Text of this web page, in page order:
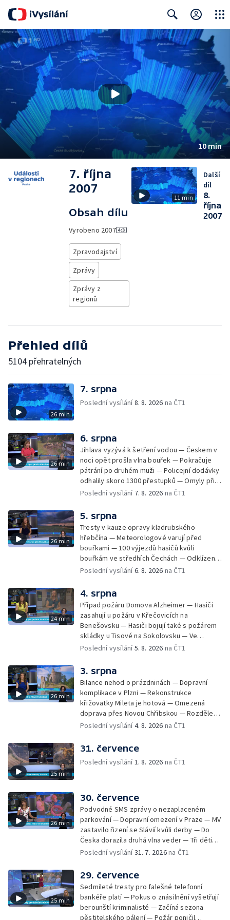
Search Close
10 min
7. října
2007
Obsah dílu
Vyrobeno 2007
Zpravodajství
Zprávy
Zprávy z
regionů
11 min
Další
díl
8.
října
2007
Přehled dílů
5104 přehratelných
26 min
7. srpna
Poslední vysílání8. 8. 2026 na ČT1
26 min
6. srpna
Jihlava vyzývá k šetření vodou — Českem v
noci opět prošla vlna bouřek — Pokračuje
pátrání po druhém muži — Policejní dodávky
odhalily skoro 1300 přestupků — Omyly při
nouzovém volání o pomoc — Hradec Králové
rekord v hromadném seskoku parašutistů —
Chovné rybníky na Českolipsku pustoší
vydry — Instalace nové sochy v Mariánských
Lázních — Sedmiletý trest za dotační
podvod s projektem Technologického parku
v Písku — Dětský tábor na Brutal Assault —
Turistická trasa Svatojánské proudy zůstává
— Cestování za pozorováním noční oblohy
Poslední vysílání 7. 8. 2026 na ČT1
26 min
5. srpna
Tresty v kauze opravy kladrubského
hřebčína — Meteorologové varují před
bouřkami — 100 výjezdů hasičů kvůli
bouřkám ve středhích Čechách — Odklízení
škod po bouřkách — Hasiči likvidovali
Václavském náměstí — Necelý kilometr řeky
Otavy u šumavského Annína je téměř bez
vody — Pátrání po dvou mužích na jezeře
Most — Tábor pro děti odsouzených — Tábor
pomáhá dětem orientovat se na trhu práce
— Začal festival Brutal Assault — Cyklysta
spadl v Karlvoych Varech do řeky —
pastí na hmyz se chytají ptáci
Poslední vysílání6. 8. 2026 na ČT1
24 min
4. srpna
Případ požáru Domova Alzheimer — Hasiči
zasahují u požáru v Křečovicích na
Benešovsku — Hasiči bojují také s požárem
skládky u Tisové na Sokolovsku — Ve
Strážnici na Hodonínsku padl další teplotní
zřítil strop — Požár lesa u šumavských
Nezdic — Modernizace úseku dálnice D8 —
Ocenění pro řidiče za záchranu ženy —
Skončily lhůty pro podání volebních listin —
Tři případy utonutí na jihu Čech — Na řece
Orlici nelze plout kvůli demolici mostu —
Čištění Karlova mostu — Porušování pravidel
borůvek na Šumavě — Revitalizovaný rybník
bez vody — Ruční výroba mozaiky pro
liberecký bazén
Poslední vysílání5. 8. 2026 na ČT1
26 min
3. srpna
Bilance nehod o prázdninách — Dopravní
komplikace v Plzni — Rekonstrukce
křižovatky Mileta je hotová — Omezená
doprava přes Novou Chřibskou — Rozdělení
peněz ušetřených za rekultivace — Světový
Příbramsku hořel les — Na Novoborsku
dopadli žháře — Česko se potýký s
nedostatkem vody — Ochrana organismu
Nelegání hřbitov domácích mazlíčků — Státní
zastupitelství zrušilo trestní stíhání ženy z
Teplicka, kterou policie dříve obvinila z
týrání koček — Péče o seniory jako brigáda
— Po pádu stromů prověří alej odborníci —
Tradiční neckyáda v Želivi na Pelhřimovsku —
Festival Hrady CZ poprvé na Hluboké
Poslední vysílání4. 8. 2026 na ČT1
25 min
31. července
Poslední vysílání1. 8. 2026 na ČT1
26 min
30. července
Podvodné SMS zprávy o nezaplaceném
parkování — Dopravní omezení v Praze — MV
zastavilo řizení se Slávií kvůli derby — Do
Česka dorazila druhá vlna veder — Tři děti
zůstali v rozpáleném autě — Problém s
mraženými potravinami v horku — Slavnostní
vyřazení absolventů Univerzity obrany —
Zájem o obytné vozy roste — Praha má
novou servisní loď — Vidická samoobslužná
prodejna si na provoz vydělá — U jezera
Poslední vysílání31. 7. 2026na ČT1
25 min
29. července
Sedmileté tresty pro falešné telefonní
bankéře platí — Pokus o znásilnění vyšetřují
berounští kriminalisté — Začíná sezona
pěstitelského pálení — Požár poničil